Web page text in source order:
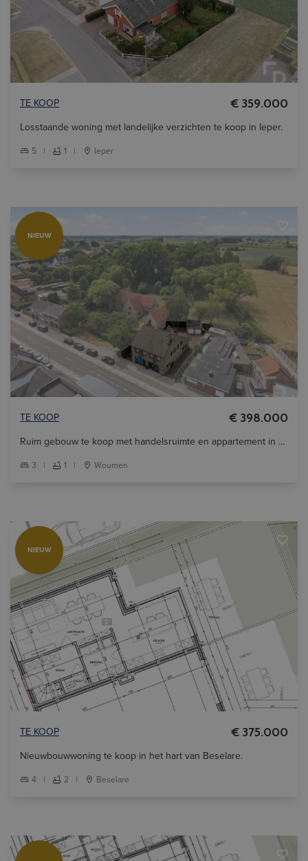
TE KOOP € 359.000
Losstaande woning met landelijke verzichten te koop in Ieper.
5 | 1 | Ieper
NIEUW
TE KOOP € 398.000
Ruim gebouw te koop met handelsruimte en appartement in Woumen.
3 | 1 | Woumen
NIEUW
TE KOOP € 375.000
Nieuwbouwwoning te koop in het hart van Beselare.
4 | 2 | Beselare